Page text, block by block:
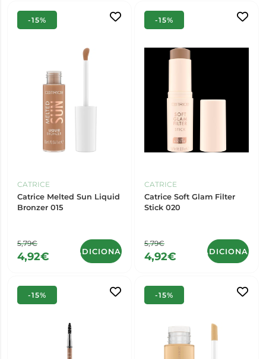
-15%
CATRICE
Catrice Melted Sun Liquid
Bronzer 015
5,79€
4,92€ ADICIONAR
-15%
CATRICE
Catrice Soft Glam Filter
Stick 020
5,79€
4,92€ ADICIONAR
-15% -15%